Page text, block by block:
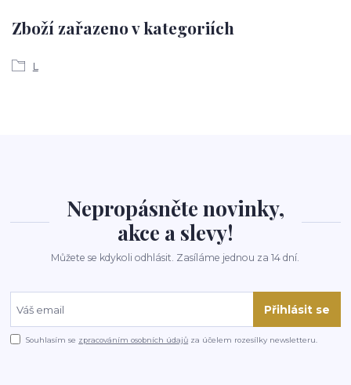
Zboží zařazeno v kategoriích
L
Nepropásněte novinky,
akce a slevy!
Můžete se kdykoli odhlásit. Zasíláme jednou za 14 dní.
Přihlásit se
Souhlasím se zpracováním osobních údajů za účelem rozesílky newsletteru.